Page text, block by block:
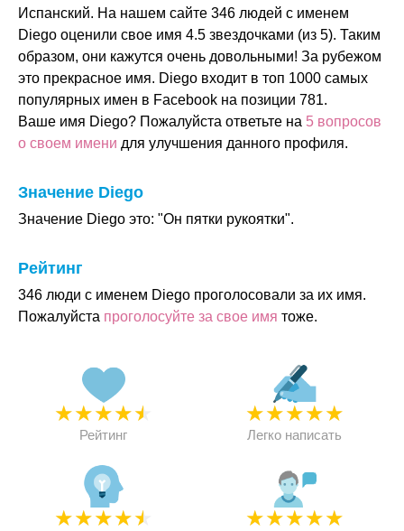
Испанский. На нашем сайте 346 людей с именем
Diego оценили свое имя 4.5 звездочками (из 5). Таким
образом, они кажутся очень довольными! За рубежом
это прекрасное имя. Diego входит в топ 1000 самых
популярных имен в Facebook на позиции 781.
Ваше имя Diego? Пожалуйста ответьте на 5 вопросов
о своем имени для улучшения данного профиля.
Значение Diego
Значение Diego это: "Он пятки рукоятки".
Рейтинг
346 люди с именем Diego проголосовали за их имя.
Пожалуйста проголосуйте за свое имя тоже.
★★★★★
Рейтинг
★★★★★
Легко написать
★★★★★ ★★★★★